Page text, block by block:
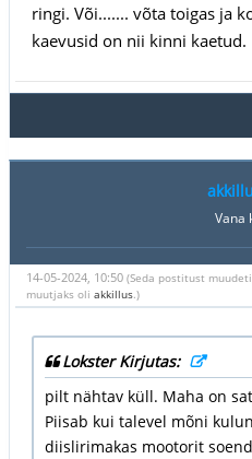
ringi. Või....... võta toigas ja
kaevusid on nii kinni kaetud.
Vana
14-05-2024, 10:50 (Seda postitust
muutjaks oli akkillus.)
Lokster Kirjutas:
pilt nähtav küll. Maha on
Piisab kui talevel mõni
diislirimakas mootorit